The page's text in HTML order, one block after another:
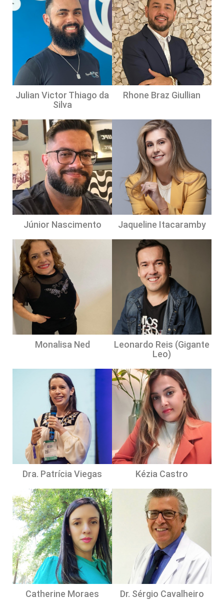
Julian Victor Thiago da
Silva
Rhone Braz Giullian
Júnior Nascimento Jaqueline Itacaramby
Monalisa Ned
Leonardo Reis (Gigante
Leo)
Dra. Patrícia Viegas Kézia Castro
Catherine Moraes Dr. Sérgio Cavalheiro